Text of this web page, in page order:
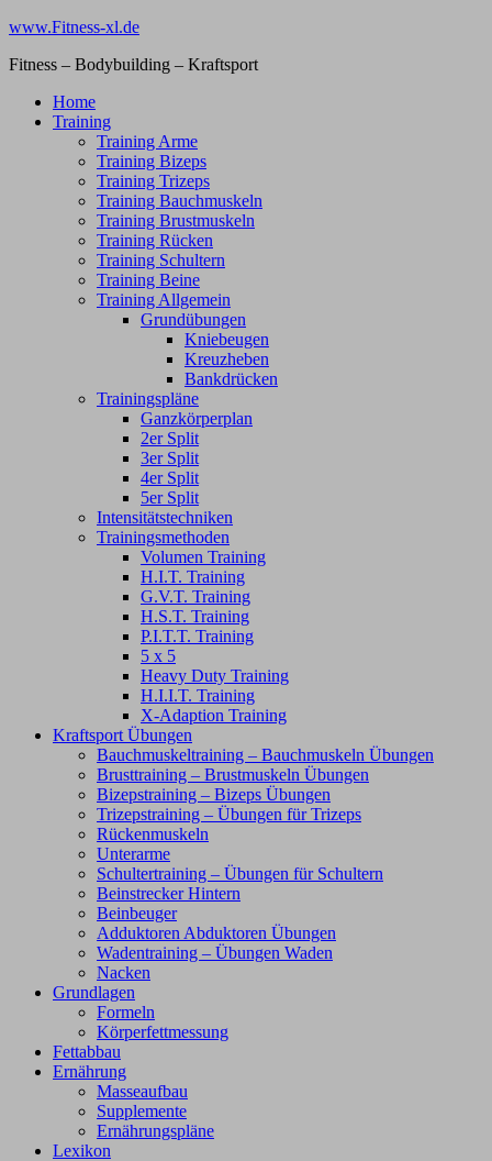
Zum
springen
www.Fitness-xl.de
Fitness – Bodybuilding – Kraftsport
Home
Training
Training Arme
Training Bizeps
Training Trizeps
Training Bauchmuskeln
Training Brustmuskeln
Training Rücken
Training Schultern
Training Beine
Training Allgemein
Grundübungen
Kniebeugen
Kreuzheben
Bankdrücken
Trainingspläne
Ganzkörperplan
2er Split
3er Split
4er Split
5er Split
Intensitätstechniken
Trainingsmethoden
Volumen Training
H.I.T. Training
G.V.T. Training
H.S.T. Training
P.I.T.T. Training
5 x 5
Heavy Duty Training
H.I.I.T. Training
X-Adaption Training
Kraftsport Übungen
Bauchmuskeltraining – Bauchmuskeln Übungen
Brusttraining – Brustmuskeln Übungen
Bizepstraining – Bizeps Übungen
Trizepstraining – Übungen für Trizeps
Rückenmuskeln
Unterarme
Schultertraining – Übungen für Schultern
Beinstrecker Hintern
Beinbeuger
Adduktoren Abduktoren Übungen
Wadentraining – Übungen Waden
Nacken
Grundlagen
Formeln
Körperfettmessung
Fettabbau
Ernährung
Masseaufbau
Supplemente
Ernährungspläne
Lexikon